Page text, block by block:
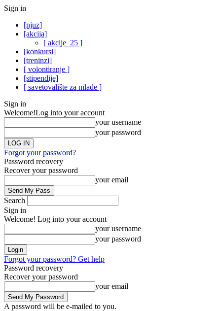
Sign in
[njuz]
[akcija]
[ akcije_25 ]
[konkursi]
[treninzi]
[ volontiranje ]
[stipendije]
[ savetovalište za mlade ]
Sign in
Welcome!Log into your account
your username
your password
Forgot your password?
Password recovery
Recover your password
your email
Search
Sign in
Welcome! Log into your account
your username
your password
Forgot your password? Get help
Password recovery
Recover your password
your email
A password will be e-mailed to you.